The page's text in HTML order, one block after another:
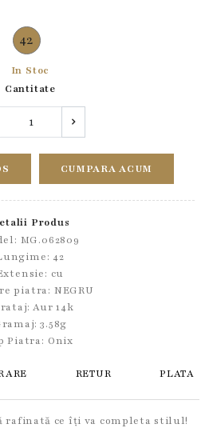
42
In Stoc
Cantitate
CUMPARA ACUM
Produs
MG.062809
42
cu
piatra: NEGRU
Aur 14k
3.58g
Piatra: Onix
RETUR PLATA
rafinată ce îți va completa stilul!